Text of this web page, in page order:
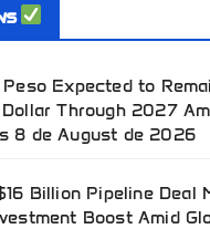
Expected to
Through 2027
8 de August de 2026
Billion Pipeline Deal
Boost Amid